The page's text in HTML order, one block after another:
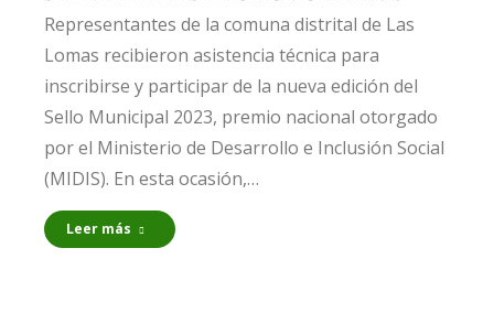
Representantes de la comuna distrital de Las
Lomas recibieron asistencia técnica para
inscribirse y participar de la nueva edición del
Sello Municipal 2023, premio nacional otorgado
por el Ministerio de Desarrollo e Inclusión Social
(MIDIS). En esta ocasión,…
Leer más